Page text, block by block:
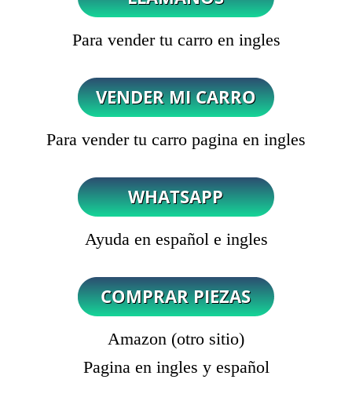
Para vender tu carro en ingles
Para vender tu carro pagina en ingles
Ayuda en español e ingles
Amazon (otro sitio)
Pagina en ingles y español